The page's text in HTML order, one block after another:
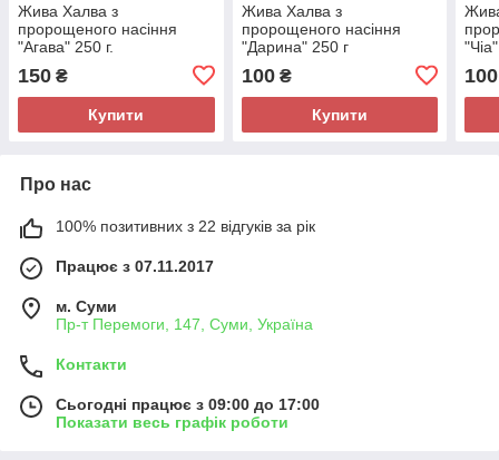
Жива Халва з
пророщеного насіння
"Агава" 250 г.
150 ₴
Купити
Жива Халва з
пророщеного насіння
"Дарина" 250 г
100₴
Купити
100
Про нас
100% позитивних з 22 відгуків за рік
Працює з 07.11.2017
м. Суми
Пр-т Перемоги, 147, Суми, Україна
Контакти
Сьогодні працює з 09:00 до 17:00
Показати весь графік роботи